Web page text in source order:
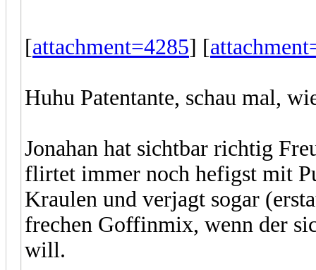
[attachment=4285] [
Huhu Patentante, schau mal,
Jonahan hat sichtbar richtig
flirtet immer noch hefigst mit
Kraulen und verjagt sogar
frechen Goffinmix, wenn der
will.